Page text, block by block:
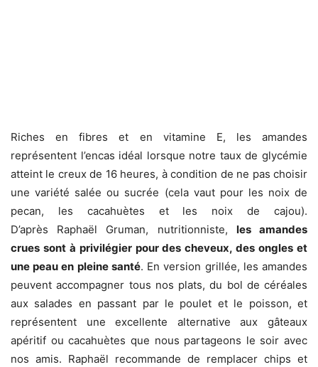
Riches en fibres et en vitamine E, les amandes
représentent l’encas idéal lorsque notre taux de glycémie
atteint le creux de 16 heures, à condition de ne pas choisir
une variété salée ou sucrée (cela vaut pour les noix de
pecan, les cacahuètes et les noix de cajou).
D’après Raphaël Gruman, nutritionniste, les amandes
crues sont à privilégier pour des cheveux, des ongles et
une peau en pleine santé. En version grillée, les amandes
peuvent accompagner tous nos plats, du bol de céréales
aux salades en passant par le poulet et le poisson, et
représentent une excellente alternative aux gâteaux
apéritif ou cacahuètes que nous partageons le soir avec
nos amis. Raphaël recommande de remplacer chips et